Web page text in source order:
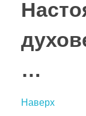
…
Наверх